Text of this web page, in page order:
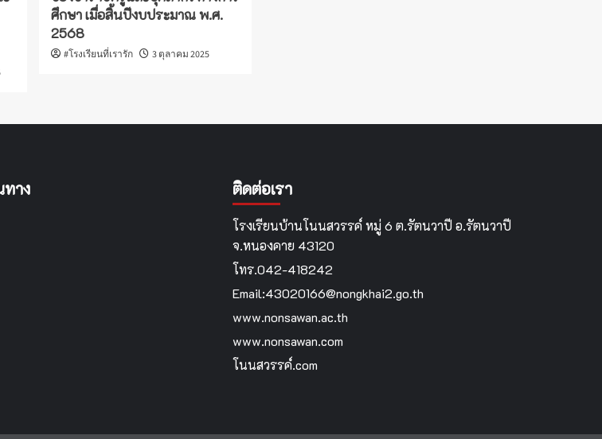
ศึกษา เมื่อสิ้นปีงบประมาณ พ.ศ.
2568
#โรงเรียนที่เรารัก 3 ตุลาคม 2025
าง ติดต่อเรา
โรงเรียนบ้านโนนสวรรค์ หมู่ 6 ต.รัตนวาปี อ.รัตนวาปี
จ.หนองคาย 43120
โทร.042-418242
Email:43020166@nongkhai2.go.th
www.nonsawan.ac.th
www.nonsawan.com
โนนสวรรค์.com